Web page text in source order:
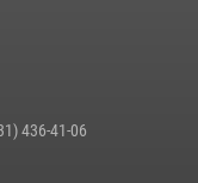
436-41-06